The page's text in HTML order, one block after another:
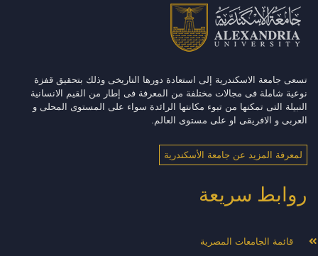
تسعى جامعة الاسكندرية إلى استعادة دورها التاريخى وذلك بتحقيق قفزة
نوعية شاملة فى مجالات مختلفة من المعرفة فى إطار من القيم الانسانية
النبيلة التى تمكنها من تبوء مكانتها الرائدة سواء على المستوى المحلى و
العربى و الافريقى او على مستوى العالم.
لمعرفة المزيد عن جامعة الأسكندرية
روابط سريعة
قائمة الجامعات المصرية